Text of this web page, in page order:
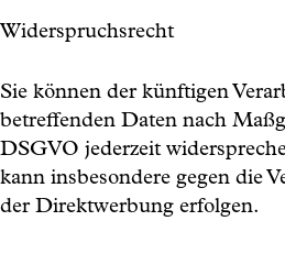
Widerspruchsrecht
Sie können der künftigen
betreffenden Daten nach
DSGVO jederzeit
kann insbesondere gegen die
der Direktwerbung erfolgen.